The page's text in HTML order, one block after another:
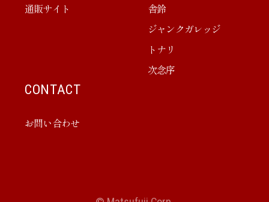
通販サイト
舎鈴
ジャンクガレッジ
トナリ
次念序
CONTACT
お問い合わせ